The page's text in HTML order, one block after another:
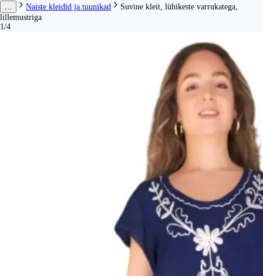
Naiste kleidid ja tuunikad
Suvine kleit, lühikeste varrukatega,
lillemustriga
1/4